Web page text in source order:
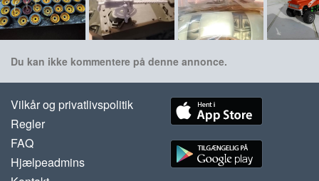
Du kan ikke kommentere på denne annonce.
Vilkår og privatlivspolitik
Regler
FAQ
Hjælpeadmins